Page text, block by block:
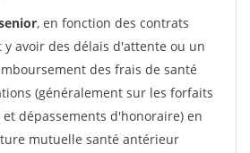
, en fonction des contrats
y avoir des délais d'attente ou un
des frais de santé
(généralement sur les forfaits
dépassements d'honoraire) en
mutuelle santé antérieur